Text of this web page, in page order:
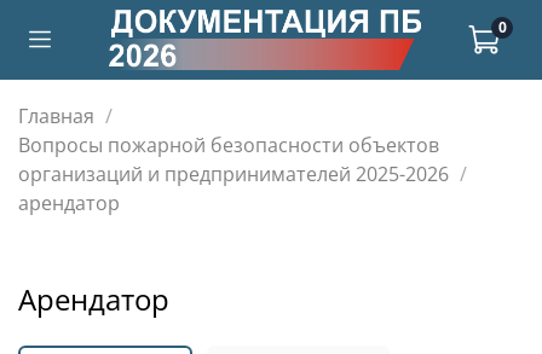
0
Главная
Вопросы пожарной безопасности объектов
организаций и предпринимателей 2025-2026
арендатор
арендатор